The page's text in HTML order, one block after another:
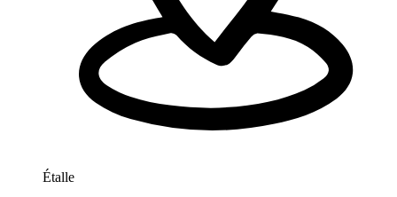
Étalle